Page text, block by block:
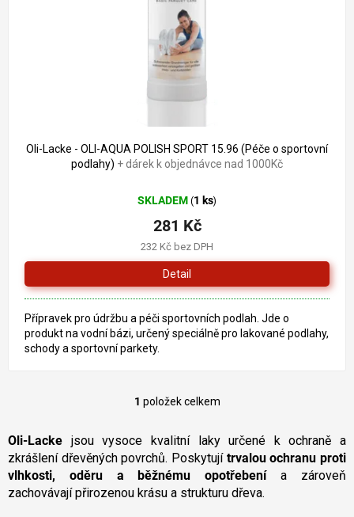
Oli-Lacke - OLI-AQUA POLISH SPORT 15.96 (Péče o sportovní
podlahy) + dárek k objednávce nad 1000Kč
SKLADEM (1 ks)
232 Kč bez DPH
281 Kč
Detail
Přípravek pro údržbu a péči sportovních podlah. Jde o
produkt na vodní bázi, určený speciálně pro lakované podlahy,
schody a sportovní parkety.
O
l
á
a
c
1 položek celkem
Oli-Lacke jsou vysoce kvalitní laky určené k ochraně a
zkrášlení dřevěných povrchů. Poskytují trvalou ochranu proti
vlhkosti, oděru a běžnému opotřebenía zároveň
zachovávají přirozenou krásu a strukturu dřeva.